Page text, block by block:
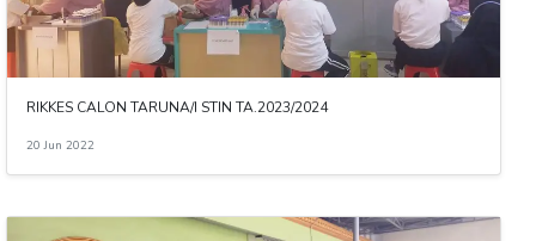
RIKKES CALON TARUNA/I STIN TA.2023/2024
20 Jun 2022